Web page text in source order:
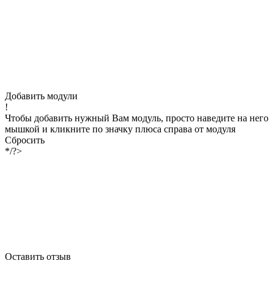
Добавить модули
!
Чтобы добавить нужный Вам модуль, просто наведите на него
мышкой и кликните по значку плюса справа от модуля
Сбросить
*/?>
Оставить отзыв